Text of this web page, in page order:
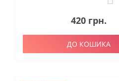
420 грн.
ДО КОШИКА